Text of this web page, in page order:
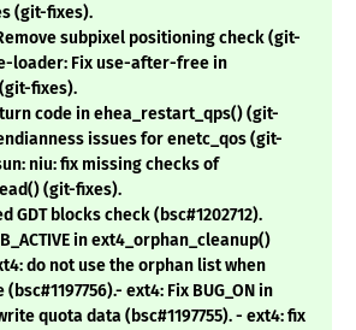
(git-fixes).
subpixel positioning check (git-
loader: Fix use-after-free in
fixes).
code in ehea_restart_qps() (git-
issues for enetc_qos (git-
niu: fix missing checks of
(git-fixes).
GDT blocks check (bsc#1202712).
in ext4_orphan_cleanup()
do not use the orphan list when
ext4: Fix BUG_ON in
quota data (bsc#1197755). - ext4: fix